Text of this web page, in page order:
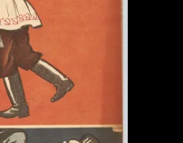
十一世纪视觉